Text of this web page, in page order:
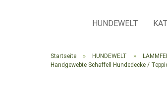
HUNDEWELT
Startseite » HUNDEWELT »
Handgewebte Schaffell Hundedecke /